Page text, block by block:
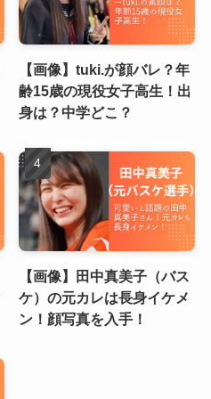
【画像】tuki.が顔バレ？年
齢15歳の現役女子高生！出
身は？中学どこ？
【画像】田中真美子（バス
ケ）の元カレは長身イケメ
ン！顔写真を入手！